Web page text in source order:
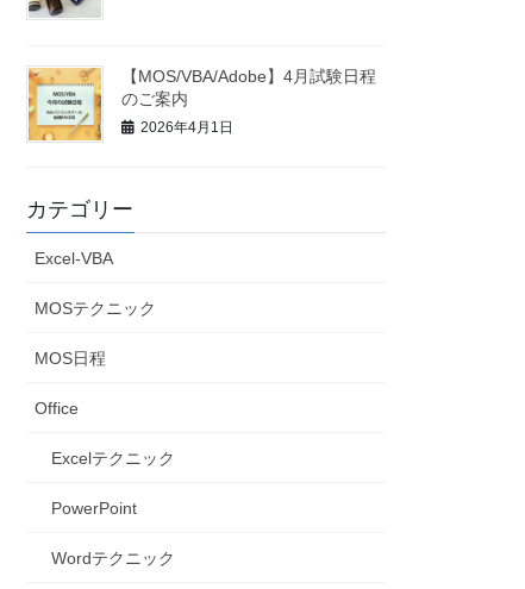
【MOS/VBA/Adobe】4月試験日程
のご案内
2026年4月1日
カテゴリー
Excel-VBA
MOSテクニック
MOS日程
Office
Excelテクニック
PowerPoint
Wordテクニック